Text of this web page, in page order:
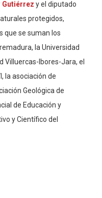
Gutiérrez y el diputado
protegidos,
que se suman los
la Universidad
Villuercas-Ibores-Jara, el
la asociación de
Geológica de
de Educación y
y Científico del